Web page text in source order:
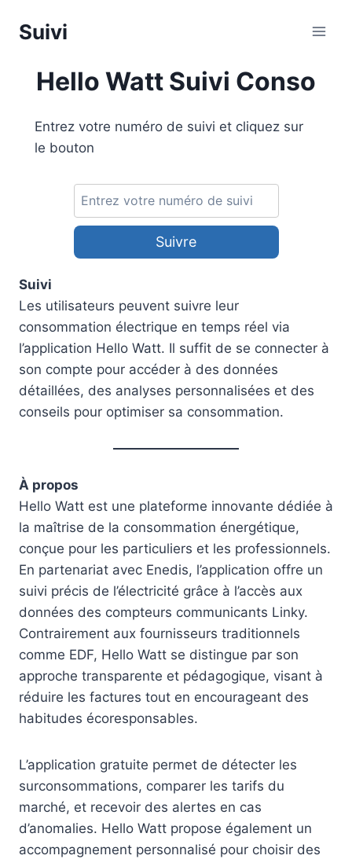
Suivi
Hello Watt Suivi Conso
Entrez votre numéro de suivi et cliquez sur
le bouton
Suivre
Suivi
Les utilisateurs peuvent suivre leur
consommation électrique en temps réel via
l’application Hello Watt. Il suffit de se connecter à
son compte pour accéder à des données
détaillées, des analyses personnalisées et des
conseils pour optimiser sa consommation.
À propos
Hello Watt est une plateforme innovante dédiée à
la maîtrise de la consommation énergétique,
conçue pour les particuliers et les professionnels.
En partenariat avec Enedis, l’application offre un
suivi précis de l’électricité grâce à l’accès aux
données des compteurs communicants Linky.
Contrairement aux fournisseurs traditionnels
comme EDF, Hello Watt se distingue par son
approche transparente et pédagogique, visant à
réduire les factures tout en encourageant des
habitudes écoresponsables.
L’application gratuite permet de détecter les
surconsommations, comparer les tarifs du
marché, et recevoir des alertes en cas
d’anomalies. Hello Watt propose également un
accompagnement personnalisé pour choisir des